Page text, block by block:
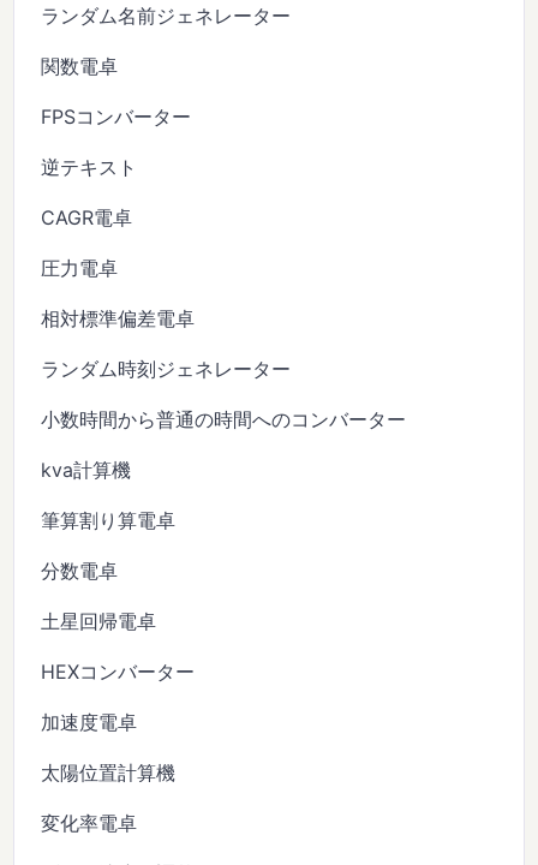
ランダム名前ジェネレーター
関数電卓
FPSコンバーター
逆テキスト
CAGR電卓
圧力電卓
相対標準偏差電卓
ランダム時刻ジェネレーター
小数時間から普通の時間へのコンバーター
kva計算機
筆算割り算電卓
分数電卓
土星回帰電卓
HEXコンバーター
加速度電卓
太陽位置計算機
変化率電卓